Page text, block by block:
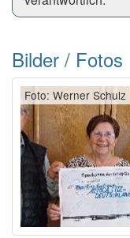
Bilder / Fotos
Foto: Werner Schulz